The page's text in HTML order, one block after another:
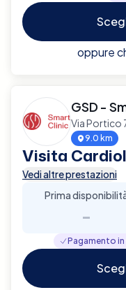
oppure
GSD -
Via Portico
9.0 km
Visita
Vedi altre prestazioni
Prima
-
Pagamento in